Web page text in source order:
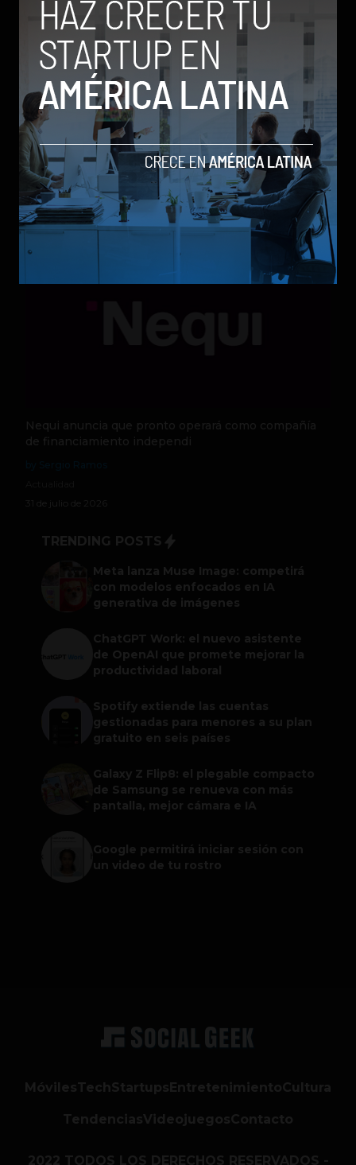
Qwen 3.8-Max, la nueva IA de Alibaba que desafía a
los modelos más poderosos
by Sergio Ramos
Actualidad
5 de agosto de 2026
Nequi anuncia que pronto operará como compañía
de financiamiento independi
31 de julio de 2026
TRENDING POSTS
Meta lanza Muse Image: competirá
con modelos enfocados en IA
generativa de imágenes
ChatGPT Work: el nuevo asistente
de OpenAI que promete mejorar la
productividad laboral
Spotify extiende las cuentas
gestionadas para menores a su plan
gratuito en seis países
Galaxy Z Flip8: el plegable compacto
de Samsung se renueva con más
pantalla, mejor cámara e IA
Google permitirá iniciar sesión con
un video de tu rostro